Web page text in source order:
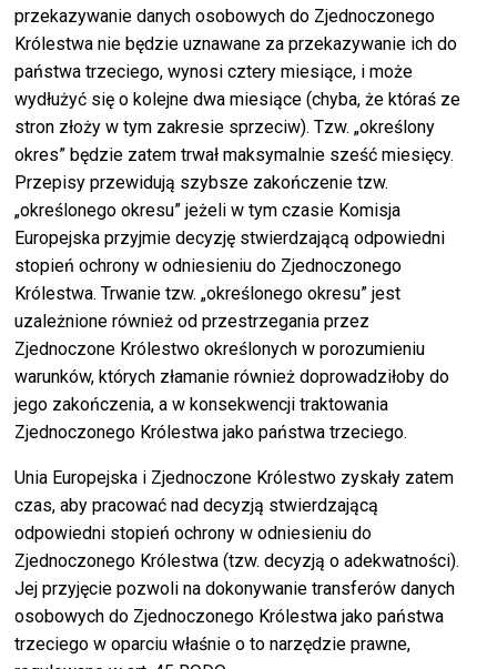
przekazywanie danych osobowych do Zjednoczonego
Królestwa nie będzie uznawane za przekazywanie ich do
państwa trzeciego, wynosi cztery miesiące, i może
wydłużyć się o kolejne dwa miesiące (chyba, że któraś ze
stron złoży w tym zakresie sprzeciw). Tzw. „określony
okres” będzie zatem trwał maksymalnie sześć miesięcy.
Przepisy przewidują szybsze zakończenie tzw.
„określonego okresu” jeżeli w tym czasie Komisja
Europejska przyjmie decyzję stwierdzającą odpowiedni
stopień ochrony w odniesieniu do Zjednoczonego
Królestwa. Trwanie tzw. „określonego okresu” jest
uzależnione również od przestrzegania przez
Zjednoczone Królestwo określonych w porozumieniu
warunków, których złamanie również doprowadziłoby do
jego zakończenia, a w konsekwencji traktowania
Zjednoczonego Królestwa jako państwa trzeciego.
Unia Europejska i Zjednoczone Królestwo zyskały zatem
czas, aby pracować nad decyzją stwierdzającą
odpowiedni stopień ochrony w odniesieniu do
Zjednoczonego Królestwa (tzw. decyzją o adekwatności).
Jej przyjęcie pozwoli na dokonywanie transferów danych
osobowych do Zjednoczonego Królestwa jako państwa
trzeciego w oparciu właśnie o to narzędzie prawne,